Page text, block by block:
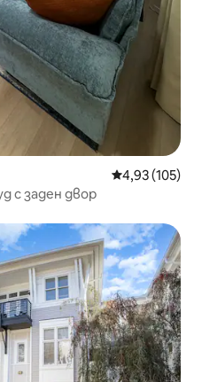
Средна
4,93 (105)
с заден двор